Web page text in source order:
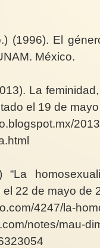
(1996). El
México.
La
el 19 de
“La
22 de mayo de
4247/la-
notes/mau-